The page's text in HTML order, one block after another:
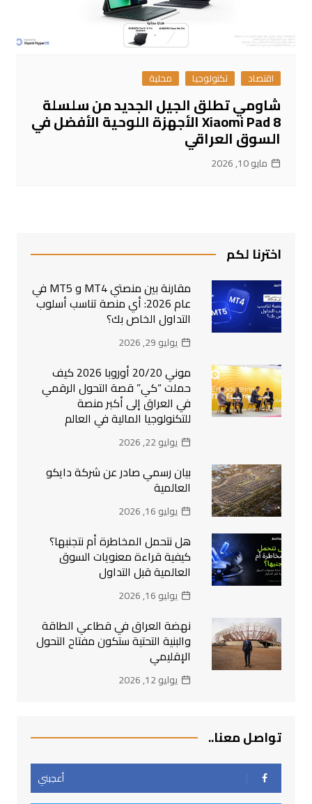
اقتصاد تكنولوجيا محلية
شاومي تطلق الجيل الجديد من سلسلة
Xiaomi Pad 8 الأجهزة اللوحية الأفضل في
السوق العراقي
مايو 10, 2026
اخترنا لكم
مقارنة بين منصتي MT4 و MT5 في
عام 2026: أي منصة تناسب أسلوب
التداول الخاص بك؟
يوليو 29, 2026
موني 20/20 أوروبا 2026 كيف
حملت “كي” قصة التحول الرقمي
في العراق إلى أكبر منصة
للتكنولوجيا المالية في العالم
يوليو 22, 2026
بيان رسمي صادر عن شركة دايكو
العالمية
يوليو 16, 2026
هل نتحمل المخاطرة أم نتجنبها؟
كيفية قراءة معنويات السوق
العالمية قبل التداول
يوليو 16, 2026
نهضة العراق في قطاعي الطاقة
والبنية التحتية ستكون مفتاح التحول
الإقليمي
يوليو 12, 2026
تواصل معنا..
أعجبني